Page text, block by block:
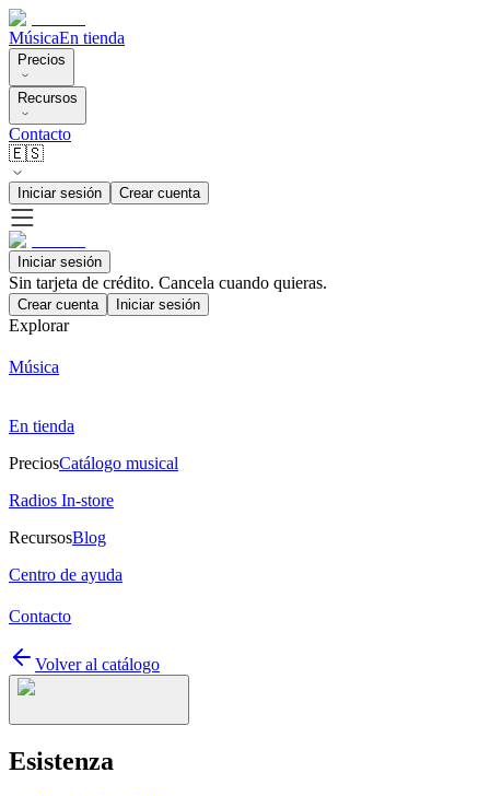
MúsicaEn tienda
Precios
Recursos
Contacto
🇪🇸
Iniciar sesión Crear cuenta
Iniciar sesión
Sin tarjeta de crédito. Cancela cuando quieras.
Crear cuenta Iniciar sesión
Explorar
Música
En tienda
PreciosCatálogo musical
Radios In-store
RecursosBlog
Centro de ayuda
Contacto
Volver al catálogo
Esistenza